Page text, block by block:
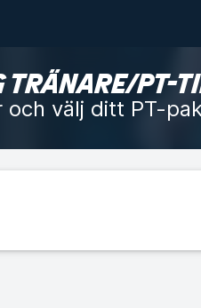
TRÄNARE/PT-
och välj ditt PT-